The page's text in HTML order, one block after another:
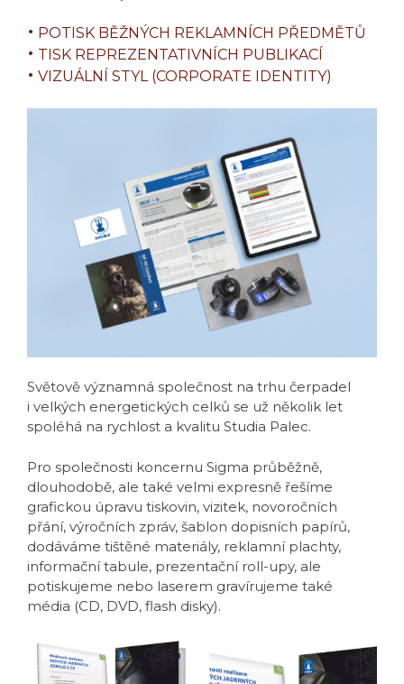
POTISK BĚŽNÝCH REKLAMNÍCH PŘEDMĚTŮ
TISK REPREZENTATIVNÍCH PUBLIKACÍ
VIZUÁLNÍ STYL (CORPORATE IDENTITY)
Světově významná společnost na trhu čerpadel
i velkých energetických celků se už několik let
spoléhá na rychlost a kvalitu Studia Palec.
Pro společnosti koncernu Sigma průběžně,
dlouhodobě, ale také velmi expresně řešíme
grafickou úpravu tiskovin, vizitek, novoročních
přání, výročních zpráv, šablon dopisních papírů,
dodáváme tištěné materiály, reklamní plachty,
informační tabule, prezentační roll-upy, ale
potiskujeme nebo laserem gravírujeme také
média (CD, DVD, flash disky).